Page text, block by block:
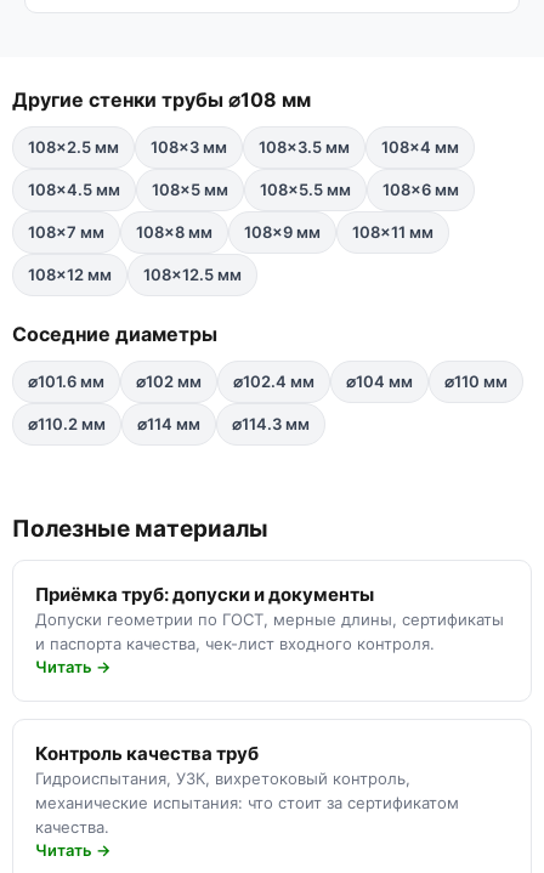
Другие стенки трубы ⌀108 мм
108×2.5 мм 108×3 мм 108×3.5 мм 108×4 мм
108×4.5 мм 108×5 мм 108×5.5 мм 108×6 мм
108×7 мм 108×8 мм 108×9 мм 108×11 мм
108×12 мм 108×12.5 мм
Соседние диаметры
⌀101.6 мм ⌀102 мм ⌀102.4 мм ⌀104 мм ⌀110 мм
⌀110.2 мм ⌀114 мм ⌀114.3 мм
Полезные материалы
Приёмка труб: допуски и документы
Допуски геометрии по ГОСТ, мерные длины, сертификаты
и паспорта качества, чек-лист входного контроля.
Читать →
Контроль качества труб
Гидроиспытания, УЗК, вихретоковый контроль,
механические испытания: что стоит за сертификатом
качества.
Читать →